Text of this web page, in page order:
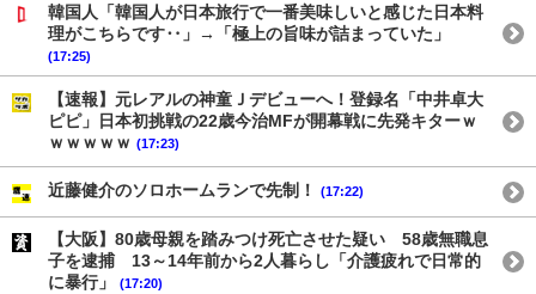
韓国人「韓国人が日本旅行で一番美味しいと感じた日本料
理がこちらです‥」→「極上の旨味が詰まっていた」
(17:25)
【速報】元レアルの神童Ｊデビューへ！登録名「中井卓大
ピピ」日本初挑戦の22歳今治MFが開幕戦に先発キターｗ
ｗｗｗｗｗ (17:23)
近藤健介のソロホームランで先制！ (17:22)
【大阪】80歳母親を踏みつけ死亡させた疑い 58歳無職息
子を逮捕 13～14年前から2人暮らし「介護疲れで日常的
に暴行」
(17:20)